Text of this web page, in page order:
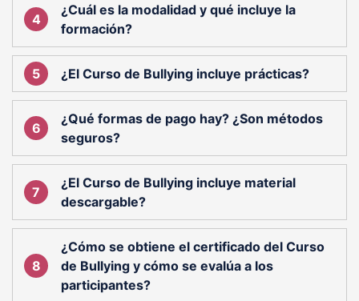
¿Cuál es la modalidad y qué incluye la
formación?
¿El Curso de Bullying incluye prácticas?
¿Qué formas de pago hay? ¿Son métodos
seguros?
¿El Curso de Bullying incluye material
descargable?
¿Cómo se obtiene el certificado del Curso
de Bullying y cómo se evalúa a los
participantes?